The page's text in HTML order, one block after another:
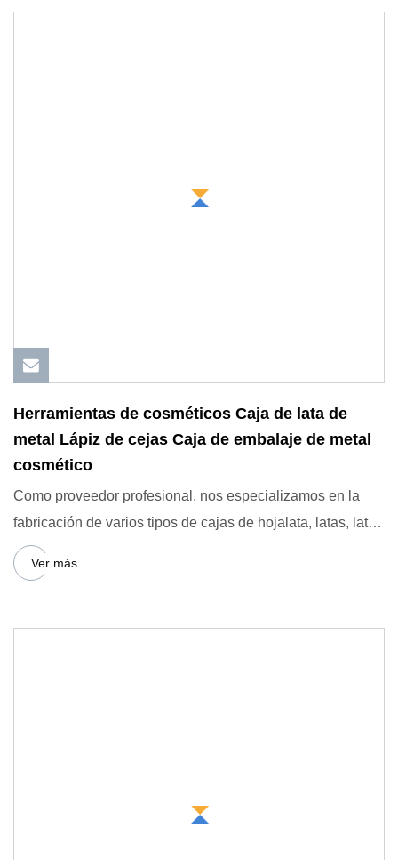
Herramientas de cosméticos Caja de lata de
metal Lápiz de cejas Caja de embalaje de metal
cosmético
Como proveedor profesional, nos especializamos en la
fabricación de varios tipos de cajas de hojalata, latas, latas
redo
Ver más